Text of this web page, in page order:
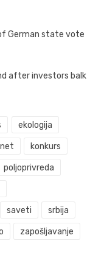
German state vote
after investors balk
ekologija
konkurs
poljoprivreda
saveti srbija
zapošljavanje